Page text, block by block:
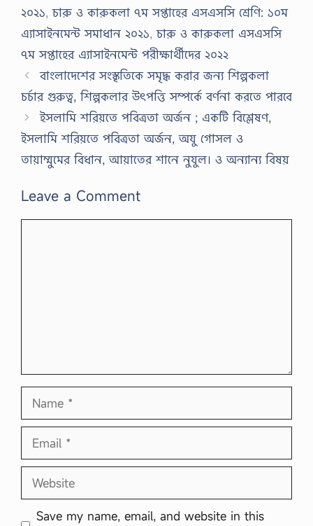
২০২১,চারু ও কারুকলা ৭ম সপ্তাহের এসএসসি শ্রেণি: ১০ম
এ্যাসাইনমেন্ট সমাধান ২০২১,চারু ও কারুকলা এসএসসি
৭ম সপ্তাহের এ্যাসাইনমেন্ট পরীক্ষার্থীদের ২০২২
বাংলাদেশের সংস্কৃতিকে সমৃদ্ধ করার জন্য শিল্পকলা
চর্চার গুরুত্ব, শিল্পকলার উৎপত্তি সম্পর্কে বর্ণনা করতে পারবে
ইসলামি শরিয়তে পবিত্রতা অর্জন ; একটি বিশ্লেষণ,
ইসলামি শরিয়তে পবিত্রতা অর্জন, অযু গােসল ও
তায়াম্মুমের বিধান, আয়াতের শানে নুযুল। ও অন্যান্য বিষয়
Leave a Comment
Name
Email
Website
Save my name, email, and website in this